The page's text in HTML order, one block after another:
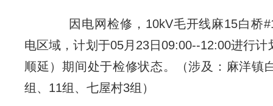
因电网检修，10kV毛开线麻15白桥
电区域，计划于05月23日09:00--12:00进行计
顺延）期间处于检修状态。（涉及：麻洋镇
组、11组、七屋村3组）